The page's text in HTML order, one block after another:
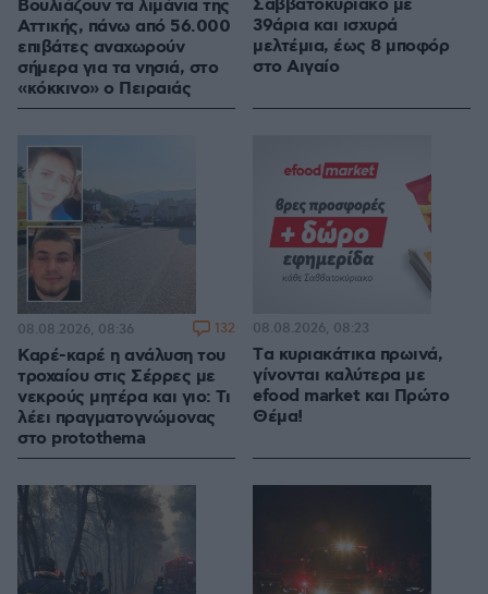
Βουλιάζουν τα λιμάνια της
Αττικής, πάνω από 56.000
επιβάτες αναχωρούν
σήμερα για τα νησιά, στο
«κόκκινο» ο Πειραιάς
Σαββατοκύριακο με
39άρια και ισχυρά
μελτέμια, έως 8 μποφόρ
στο Αιγαίο
Καρέ-καρέ η ανάλυση του
τροχαίου στις Σέρρες με
νεκρούς μητέρα και γιο: Τι
λέει πραγματογνώμονας
στο protothema
08.08.2026, 08:36 132
Tα κυριακάτικα πρωινά,
γίνονται καλύτερα με
efood market και Πρώτο
Θέμα!
08.08.2026, 08:23